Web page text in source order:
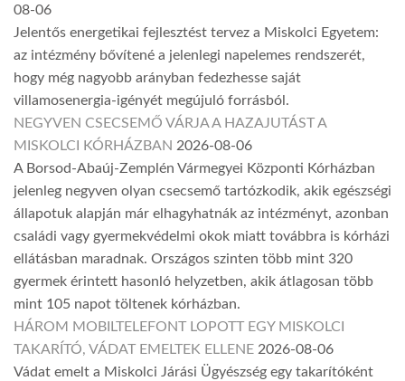
08-06
Jelentős energetikai fejlesztést tervez a Miskolci Egyetem:
az intézmény bővítené a jelenlegi napelemes rendszerét,
hogy még nagyobb arányban fedezhesse saját
villamosenergia-igényét megújuló forrásból.
NEGYVEN CSECSEMŐ VÁRJA A HAZAJUTÁST A
MISKOLCI KÓRHÁZBAN 2026-08-06
A Borsod-Abaúj-Zemplén Vármegyei Központi Kórházban
jelenleg negyven olyan csecsemő tartózkodik, akik egészségi
állapotuk alapján már elhagyhatnák az intézményt, azonban
családi vagy gyermekvédelmi okok miatt továbbra is kórházi
ellátásban maradnak. Országos szinten több mint 320
gyermek érintett hasonló helyzetben, akik átlagosan több
mint 105 napot töltenek kórházban.
HÁROM MOBILTELEFONT LOPOTT EGY MISKOLCI
TAKARÍTÓ, VÁDAT EMELTEK ELLENE 2026-08-06
Vádat emelt a Miskolci Járási Ügyészség egy takarítóként